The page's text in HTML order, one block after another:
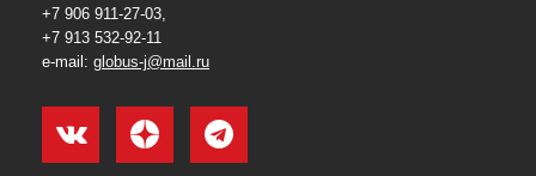
+7 906 911-27-03,
+7 913 532-92-11
e-mail: globus-j@mail.ru